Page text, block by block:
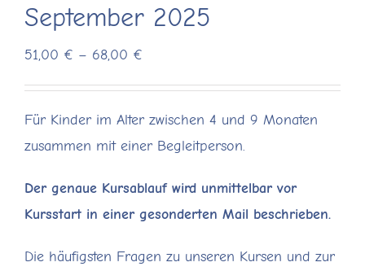
September 2025
51,00 € – 68,00 €
Für Kinder im Alter zwischen 4 und 9 Monaten
zusammen mit einer Begleitperson.
Der genaue Kursablauf wird unmittelbar vor
Kursstart in einer gesonderten Mail beschrieben.
Die häufigsten Fragen zu unseren Kursen und zur